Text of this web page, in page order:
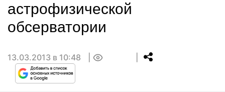
астрофизической
обсерватории
13.03.2013 в 10:48